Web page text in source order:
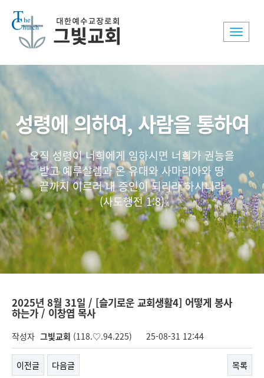
Toggle
성령에 의하여, 사람을 통하여
오직 성령이 너희에게 임하시면 너희가 권능을
받고 예루살렘과 온 유대와 사마리아와 땅
끝까지 이르러 내 증인이 되리라 하시니라
(사도행전 1:8)
2025년 8월 31일 / [슬기로운 교회생활4] 어떻게 봉사
하는가 / 이창엽 목사
작성자 그빛교회 (118.♡.94.225) 25-08-31 12:44
이전글 다음글 목록